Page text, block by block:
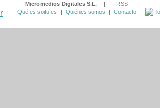
Micromedios Digitales S.L. |
RSS
Qué es soitu.es
| Quiénes somos | Contacto |